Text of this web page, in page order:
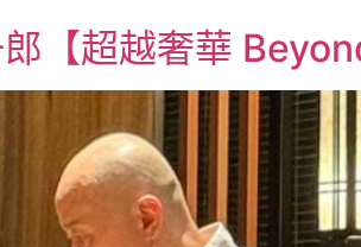
【超越奢華